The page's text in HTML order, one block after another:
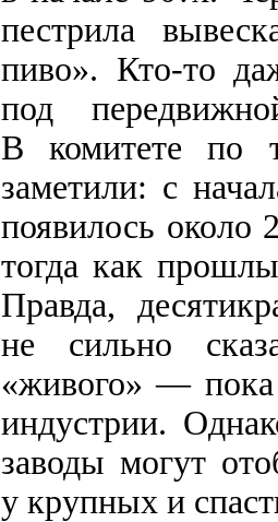
пестрила
пиво». Кто-то
под
В комитете по
заметили: с
появилось около
тогда как
Правда,
не сильно
«живого» — пока
индустрии.
заводы могут
у крупных и